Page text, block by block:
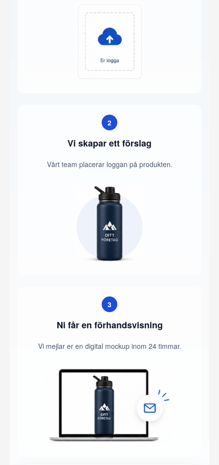
2
Vi skapar ett förslag
Vårt team placerar loggan på produkten.
3
Ni får en förhandsvisning
Vi mejlar er en digital mockup inom 24 timmar.